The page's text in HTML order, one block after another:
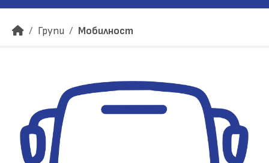
Групи Мобилност